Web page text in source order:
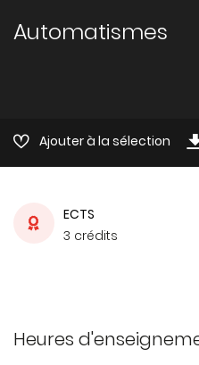
Automatismes
Ajouter à la sélection
ECTS
3 crédits
Heures